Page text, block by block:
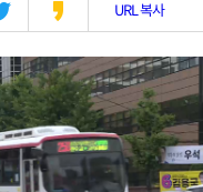
URL 복사